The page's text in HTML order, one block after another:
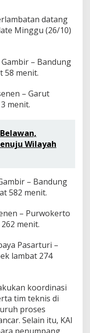
datang
Minggu (26/10)
Gambir – Bandung
58 menit.
– Garut
menit.
Wilayah
– Bandung
582 menit.
– Purwokerto
menit.
Pasarturi –
lambat 274
koordinasi
tim teknis di
proses
Selain itu, KAI